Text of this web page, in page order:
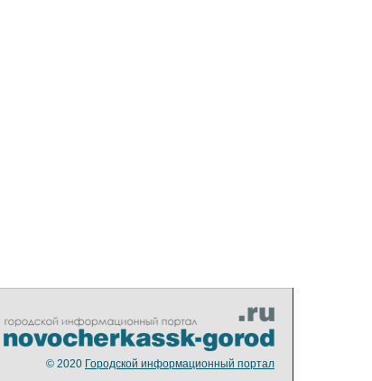
© 2020 Городской информационный портал